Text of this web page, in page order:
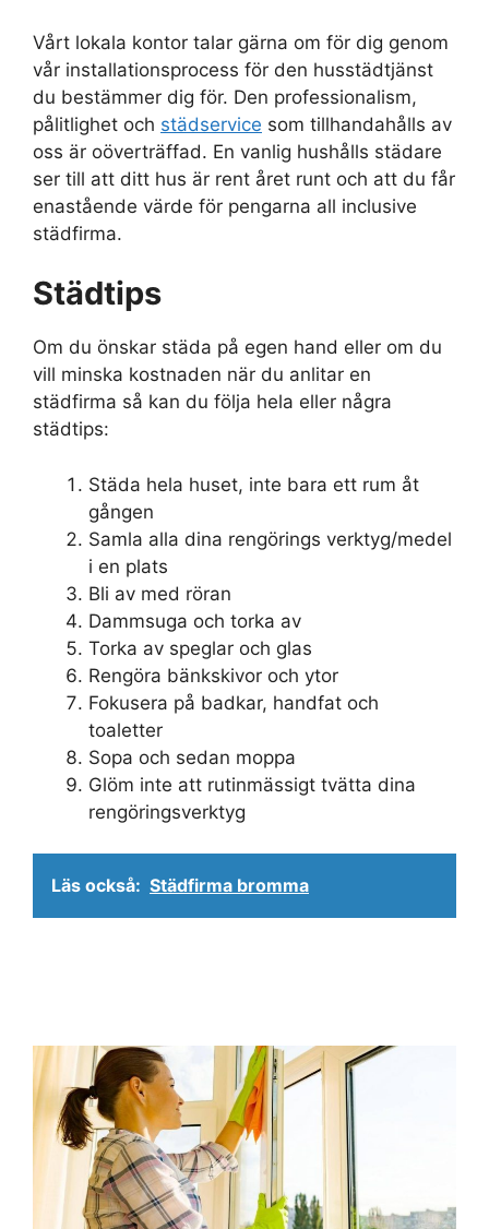
Vårt lokala kontor talar gärna om för dig genom
vår installationsprocess för den husstädtjänst
du bestämmer dig för. Den professionalism,
pålitlighet och städservice som tillhandahålls av
oss är oöverträffad. En vanlig hushålls städare
ser till att ditt hus är rent året runt och att du får
enastående värde för pengarna all inclusive
städfirma.
Städtips
Om du önskar städa på egen hand eller om du
vill minska kostnaden när du anlitar en
städfirma så kan du följa hela eller några
städtips:
Städa hela huset, inte bara ett rum åt
gången
Samla alla dina rengörings verktyg/medel
i en plats
Bli av med röran
Dammsuga och torka av
Torka av speglar och glas
Rengöra bänkskivor och ytor
Fokusera på badkar, handfat och
toaletter
Sopa och sedan moppa
Glöm inte att rutinmässigt tvätta dina
rengöringsverktyg
Läs också: Städfirma bromma